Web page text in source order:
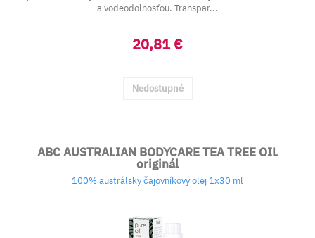
a vodeodolnosťou. Transpar...
20,81 €
Nedostupné
ABC AUSTRALIAN BODYCARE TEA TREE OIL
originál
100% austrálsky čajovníkový olej 1x30 ml